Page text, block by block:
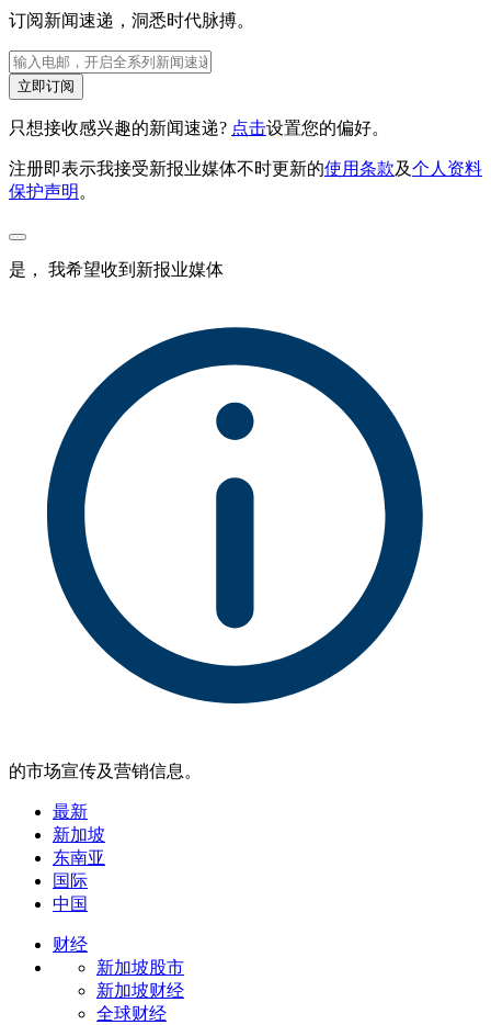
订阅新闻速递，洞悉时代脉搏。
立即订阅
只想接收感兴趣的新闻速递? 点击设置您的偏好。
注册即表示我接受新报业媒体不时更新的使用条款及个人资料
保护声明 。
是， 我希望收到新报业媒体
的市场宣传及营销信息。
最新
新加坡
东南亚
国际
中国
财经
新加坡股市
新加坡财经
全球财经